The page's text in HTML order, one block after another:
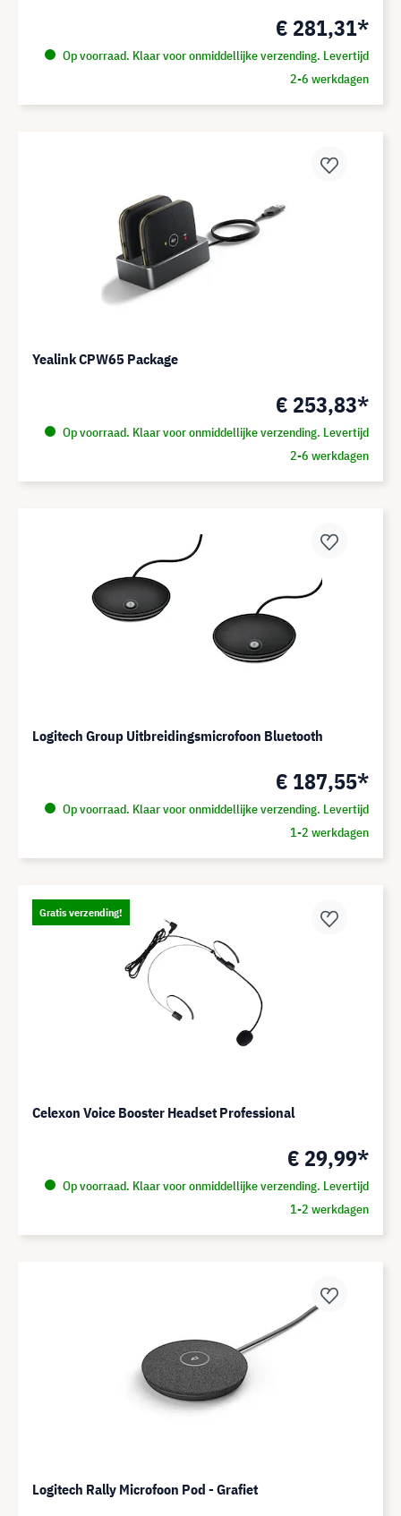
€ 281,31*
Op voorraad. Klaar voor onmiddellijke verzending. Levertijd
2-6 werkdagen
Yealink CPW65 Package
€ 253,83*
Op voorraad. Klaar voor onmiddellijke verzending. Levertijd
2-6 werkdagen
Logitech Group Uitbreidingsmicrofoon Bluetooth
€ 187,55*
Op voorraad. Klaar voor onmiddellijke verzending. Levertijd
1-2 werkdagen
Gratis verzending!
Celexon Voice Booster Headset Professional
€ 29,99*
Op voorraad. Klaar voor onmiddellijke verzending. Levertijd
1-2 werkdagen
Logitech Rally Microfoon Pod - Grafiet